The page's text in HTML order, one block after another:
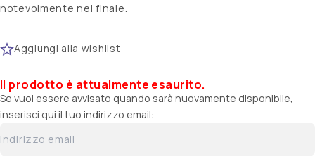
notevolmente nel finale.
Aggiungi alla wishlist
Il prodotto è attualmente esaurito.
Se vuoi essere avvisato quando sarà nuovamente disponibile,
inserisci qui il tuo indirizzo email: